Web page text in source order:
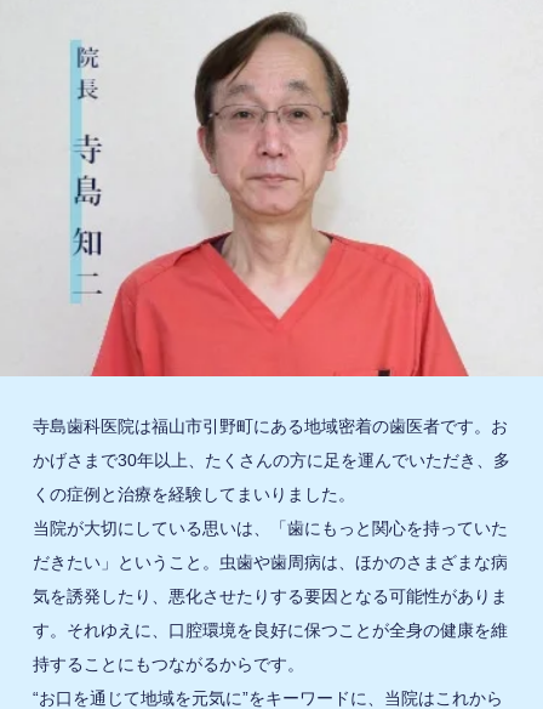
寺島歯科医院は福山市引野町にある地域密着の歯医者です。お
かげさまで30年以上、たくさんの方に足を運んでいただき、多
くの症例と治療を経験してまいりました。
当院が大切にしている思いは、「歯にもっと関心を持っていた
だきたい」ということ。虫歯や歯周病は、ほかのさまざまな病
気を誘発したり、悪化させたりする要因となる可能性がありま
す。それゆえに、口腔環境を良好に保つことが全身の健康を維
持することにもつながるからです。
“お口を通じて地域を元気に”をキーワードに、当院はこれから